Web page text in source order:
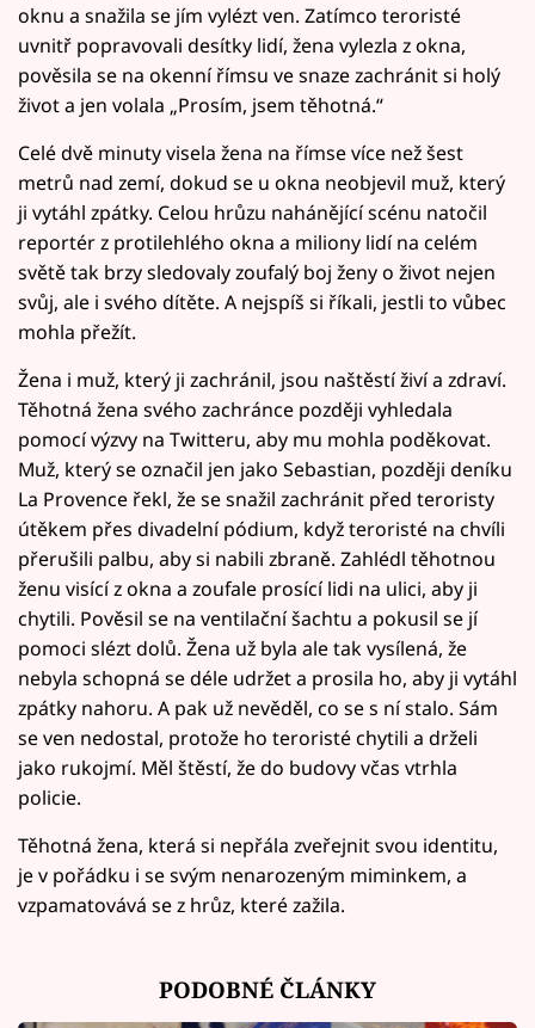
oknu a snažila se jím vylézt ven. Zatímco teroristé
uvnitř popravovali desítky lidí, žena vylezla z okna,
pověsila se na okenní římsu ve snaze zachránit si holý
život a jen volala „Prosím, jsem těhotná.“
Celé dvě minuty visela žena na římse více než šest
metrů nad zemí, dokud se u okna neobjevil muž, který
ji vytáhl zpátky. Celou hrůzu nahánějící scénu natočil
reportér z protilehlého okna a miliony lidí na celém
světě tak brzy sledovaly zoufalý boj ženy o život nejen
svůj, ale i svého dítěte. A nejspíš si říkali, jestli to vůbec
mohla přežít.
Žena i muž, který ji zachránil, jsou naštěstí živí a zdraví.
Těhotná žena svého zachránce později vyhledala
pomocí výzvy na Twitteru, aby mu mohla poděkovat.
Muž, který se označil jen jako Sebastian, později deníku
La Provence řekl, že se snažil zachránit před teroristy
útěkem přes divadelní pódium, když teroristé na chvíli
přerušili palbu, aby si nabili zbraně. Zahlédl těhotnou
ženu visící z okna a zoufale prosící lidi na ulici, aby ji
chytili. Pověsil se na ventilační šachtu a pokusil se jí
pomoci slézt dolů. Žena už byla ale tak vysílená, že
nebyla schopná se déle udržet a prosila ho, aby ji vytáhl
zpátky nahoru. A pak už nevěděl, co se s ní stalo. Sám
se ven nedostal, protože ho teroristé chytili a drželi
jako rukojmí. Měl štěstí, že do budovy včas vtrhla
policie.
Těhotná žena, která si nepřála zveřejnit svou identitu,
je v pořádku i se svým nenarozeným miminkem, a
vzpamatovává se z hrůz, které zažila.
PODOBNÉ ČLÁNKY